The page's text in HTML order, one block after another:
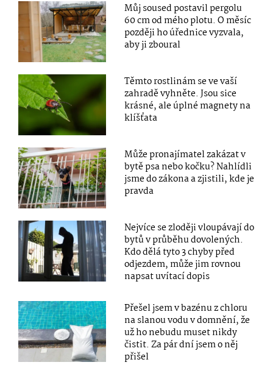
Můj soused postavil pergolu
60 cm od mého plotu. O měsíc
později ho úřednice vyzvala,
aby ji zboural
Těmto rostlinám se ve vaší
zahradě vyhněte. Jsou sice
krásné, ale úplné magnety na
klíšťata
Může pronajímatel zakázat v
bytě psa nebo kočku? Nahlídli
jsme do zákona a zjistili, kde je
pravda
Nejvíce se zloději vloupávají do
bytů v průběhu dovolených.
Kdo dělá tyto 3 chyby před
odjezdem, může jim rovnou
napsat uvítací dopis
Přešel jsem v bazénu z chloru
na slanou vodu v domnění, že
už ho nebudu muset nikdy
čistit. Za pár dní jsem o něj
přišel